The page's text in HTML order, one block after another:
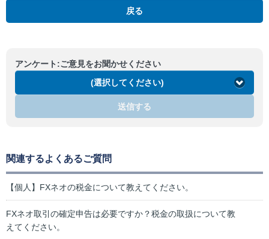
戻る
アンケート:ご意見をお聞かせください
(選択してください)
送信する
関連するよくあるご質問
【個人】FXネオの税金について教えてください。
FXネオ取引の確定申告は必要ですか？税金の取扱について教
えてください。